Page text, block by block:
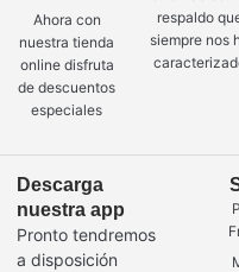
Ahora con
nuestra tienda
online disfruta
de descuentos
especiales
respaldo
siempre nos
Descarga
nuestra app
Pronto tendremos
a disposición